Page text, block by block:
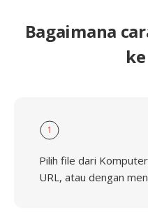
Bagaimana
1
Pilih file dari
URL, atau dengan